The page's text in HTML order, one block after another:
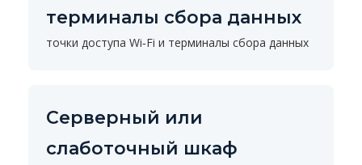
терминалы сбора данных
точки доступа Wi‑Fi и терминалы сбора данных
Серверный или
слаботочный шкаф